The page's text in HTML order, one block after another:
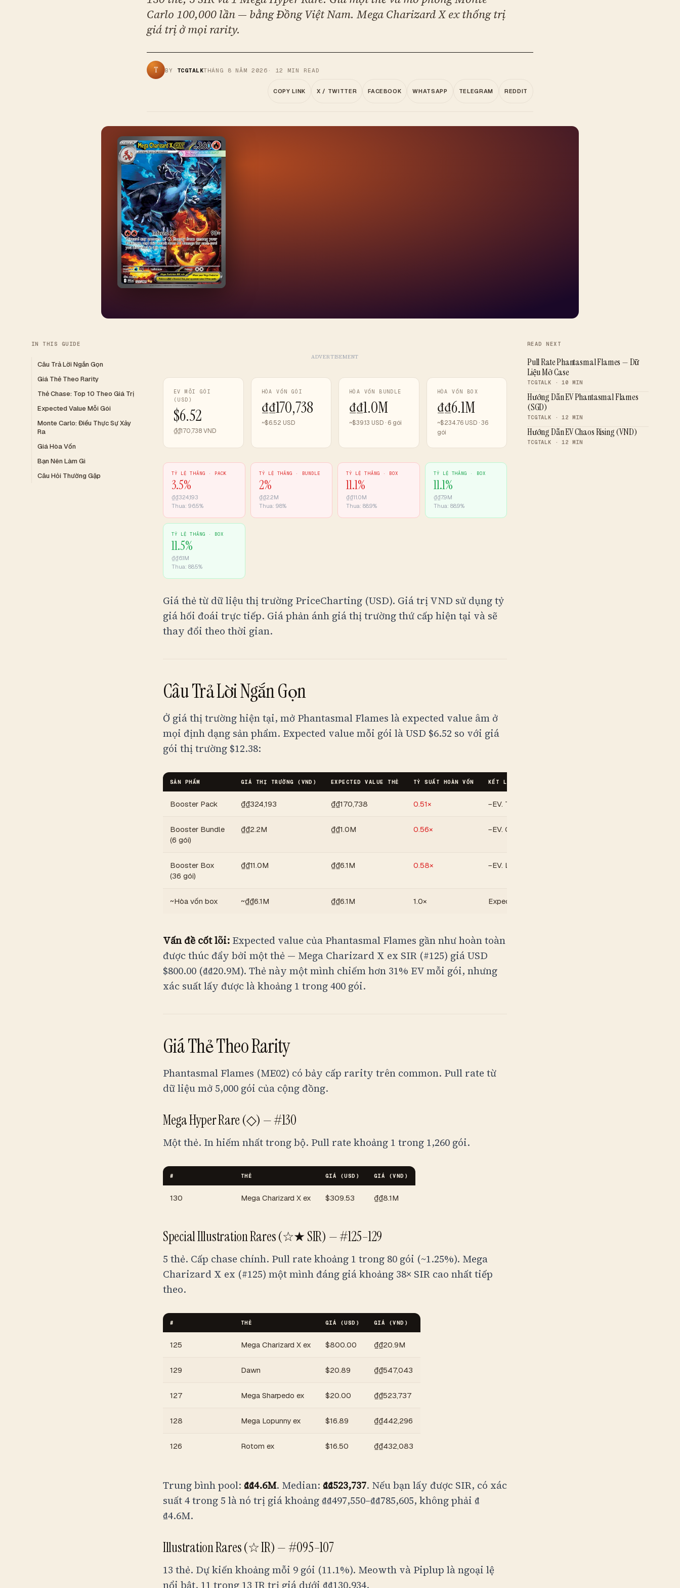
Carlo 100,000 lần — bằng Đồng Việt Nam. Mega Charizard X ex thống trị
giá trị ở mọi rarity.
T BY TCGTALKTHÁNG 8 NĂM 2026 · 12 MIN READ
COPY LINK X / TWITTER FACEBOOK WHATSAPP TELEGRAM REDDIT
IN THIS GUIDE
Câu Trả Lời Ngắn Gọn
Giá Thẻ Theo Rarity
Thẻ Chase: Top 10 Theo Giá Trị
Expected Value Mỗi Gói
Monte Carlo: Điều Thực Sự Xảy
Ra
Giá Hòa Vốn
Bạn Nên Làm Gì
Câu Hỏi Thường Gặp
ADVERTISEMENT
EV MỖI GÓI
(USD)
$6.52
₫₫170,738 VND
HÒA VỐN GÓI
₫₫170,738
~$6.52 USD
HÒA VỐN BUNDLE
₫₫1.0M
~$39.13 USD · 6 gói
HÒA VỐN BOX
₫₫6.1M
~$234.76 USD · 36
gói
TỶ LỆ THẮNG · PACK
3.5%
₫₫324,193
Thua: 96.5%
TỶ LỆ THẮNG · BUNDLE
2%
₫₫2.2M
Thua: 98%
TỶ LỆ THẮNG · BOX
11.1%
₫₫11.0M
Thua: 88.9%
TỶ LỆ THẮNG · BOX
11.1%
₫₫7.9M
Thua: 88.9%
TỶ LỆ THẮNG · BOX
11.5%
₫₫6.1M
Thua: 88.5%
Giá thẻ từ dữ liệu thị trường PriceCharting (USD). Giá trịVND sử dụng tỷ
giá hối đoái trực tiếp. Giá phản ánh giá thị trường thứ cấp hiện tại và sẽ
thay đổi theo thời gian.
Câu Trả Lời Ngắn Gọn
Ở giá thị trường hiện tại, mở Phantasmal Flames là expected value âm ở
mọi định dạng sản phẩm. Expected value mỗi gói là USD $6.52 so với giá
gói thị trường $12.38:
SẢN PHẨM GIÁ THỊ TRƯỜNG ( VND ) EXPECTED VALUE THẺ TỶ SUẤT HOÀN VỐN KẾT LUẬN
Booster Pack ₫₫324,193 ₫₫170,738 0.51× −EV. Trả thêm 96% so với expected value thẻ.
Booster Bundle
(6 gói)
₫₫2.2M ₫₫1.0M 0.56× −EV. Chi phí mỗi gói tốt hơn một chút, vẫn lỗ trung bình.
Booster Box
(36 gói)
₫₫11.0M ₫₫6.1M 0.58× −EV. Lỗ trung bình 42% số tiền bỏ ra.
~Hòa vốn box ~₫₫6.1M ₫₫6.1M 1.0× Expected value bằng chi phí của bạn.
Vấn đề cốt lõi: Expected value của Phantasmal Flames gần như hoàn toàn
được thúc đẩy bởi một thẻ — Mega Charizard X ex SIR (#125) giá USD
$800.00 (₫₫20.9M). Thẻ này một mình chiếm hơn 31% EV mỗi gói, nhưng
xác suất lấy được là khoảng 1 trong 400 gói.
Giá Thẻ Theo Rarity
Phantasmal Flames (ME02) có bảy cấp rarity trên common. Pull rate từ
dữ liệu mở 5,000 gói của cộng đồng.
Mega Hyper Rare (◇) — #130
Một thẻ. In hiếm nhất trong bộ. Pull rate khoảng 1 trong 1,260 gói.
# THẺ GIÁ (USD) GIÁ (VND )
130 Mega Charizard X ex $309.53 ₫₫8.1M
Special Illustration Rares (☆★ SIR) — #125–129
5 thẻ. Cấp chase chính. Pull rate khoảng 1 trong 80 gói (~1.25%). Mega
Charizard X ex (#125) một mình đáng giá khoảng 38× SIR cao nhất tiếp
theo.
# THẺ GIÁ (USD) GIÁ (VND )
125 Mega Charizard X ex $800.00 ₫₫20.9M
129 Dawn $20.89 ₫₫547,043
127 Mega Sharpedo ex $20.00 ₫₫523,737
128 Mega Lopunny ex $16.89 ₫₫442,296
126 Rotom ex $16.50 ₫₫432,083
Trung bình pool: ₫₫4.6M. Median: ₫₫523,737. Nếu bạn lấy được SIR, có xác
suất 4 trong 5 là nó trị giá khoảng₫₫497,550–₫₫785,605, không phải ₫
₫4.6M.
Illustration Rares (☆ IR) — #095–107
13 thẻ. Dự kiến khoảng mỗi 9 gói (11.1%). Meowth và Piplup là ngoại lệ
nổi bật. 11 trong 13 IR trị giá dưới ₫₫130,934.
READ NEXT
Pull Rate Phantasmal Flames — Dữ
Liệu Mở Case
TCGTALK · 10 MIN
Hướng Dẫn EV Phantasmal Flames
(SGD)
TCGTALK · 12 MIN
Hướng Dẫn EV Chaos Rising (VND)
TCGTALK · 12 MIN